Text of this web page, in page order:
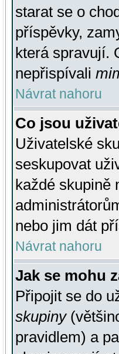
starat se o
příspěvky,
která spravují.
nepřispívali
Návrat nahoru
Co jsou
Uživatelské
seskupovat
každé skupině
nebo jim dát
Návrat nahoru
Jak se mohu
Připojit se do
skupiny
pravidlem) a